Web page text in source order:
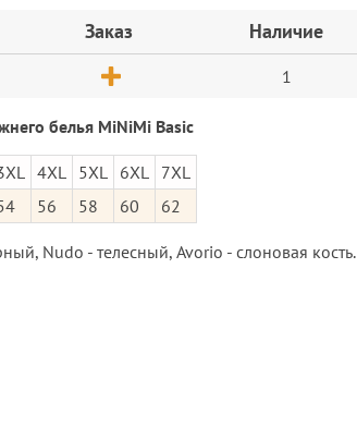
Заказ Наличие
1
белья MiNiMi Basic
4XL 5XL 6XL
7XL
56 58 60 62
Nudo - телесный, Avorio - слоновая кость.